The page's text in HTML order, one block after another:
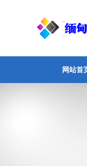
网站首